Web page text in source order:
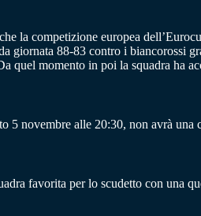
la competizione europea
giornata 88-83 contro i
quel momento in poi la squadra ha
5 novembre alle 20:30, non avrà una
favorita per lo scudetto con una